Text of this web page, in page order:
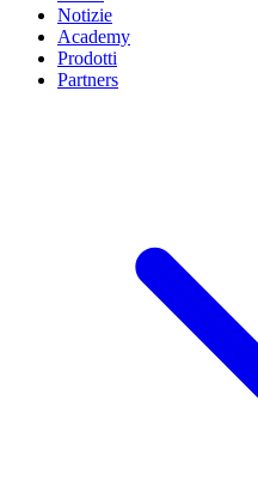
Notizie
Academy
Prodotti
Partners